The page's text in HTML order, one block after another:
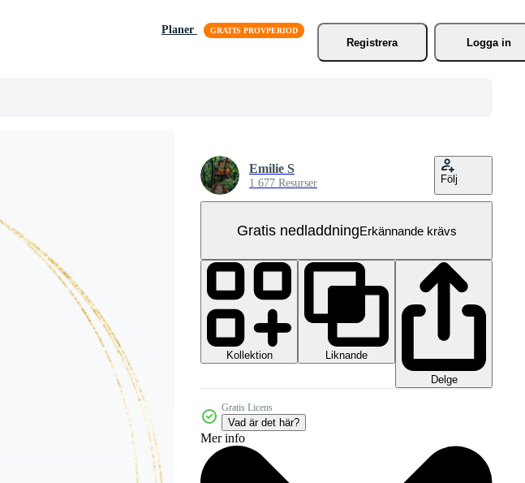
Planer
Registrera
Logga in
Emilie S
1 677 Resurser Följ
Gratis nedladdningErkännande krävs
Kollektion
Liknande
Delge
Gratis Licens
Vad är det här?
Mer info